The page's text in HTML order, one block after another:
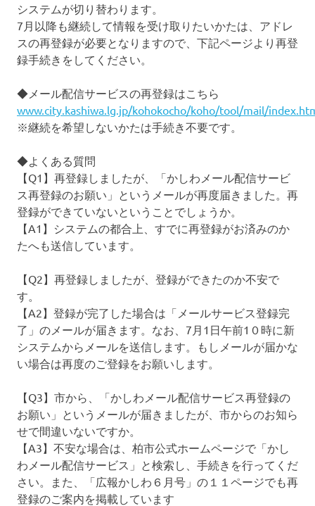
システムが切り替わります。
7月以降も継続して情報を受け取りたいかたは、アドレ
スの再登録が必要となりますので、下記ページより再登
録手続きをしてください。
◆メール配信サービスの再登録はこちら
www.city.kashiwa.lg.jp/kohokocho/koho/tool/mail/
※継続を希望しないかたは手続き不要です。
◆よくある質問
【Q1】再登録しましたが、「かしわメール配信サービ
ス再登録のお願い」というメールが再度届きました。再
登録ができていないということでしょうか。
【A1】システムの都合上、すでに再登録がお済みのか
たへも送信しています。
【Q2】再登録しましたが、登録ができたのか不安で
す。
【A2】登録が完了した場合は「メールサービス登録完
了」のメールが届きます。なお、7月1日午前1０時に新
システムからメールを送信します。もしメールが届かな
い場合は再度のご登録をお願いします。
【Q3】市から、「かしわメール配信サービス再登録の
お願い」というメールが届きましたが、市からのお知ら
せで間違いないですか。
【A3】不安な場合は、柏市公式ホームページで「かし
わメール配信サービス」と検索し、手続きを行ってくだ
さい。また、「広報かしわ６月号」の１１ページでも再
登録のご案内を掲載しています